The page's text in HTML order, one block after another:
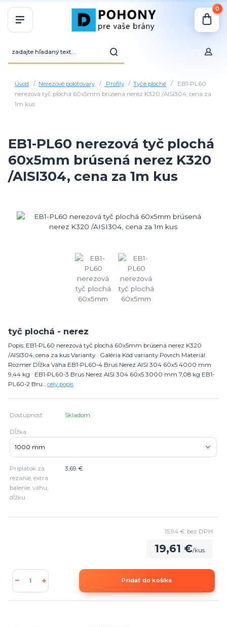
0
Úvod Nerezové polotovary Profily Tyče ploché
EB1-PL60
nerezová tyč plochá 60x5mm brúsená nerez K320 /AISI304, cena za
1m kus
EB1-PL60 nerezová tyč plochá
60x5mm brúsená nerez K320
/AISI304, cena za 1m kus
tyč plochá - nerez
Popis: EB1-PL60 nerezová tyč plochá 60x5mm brúsená nerez K320
/AISI304, cena za kus Varianty Galéria Kód varianty Povrch Materiál
Rozmer Dĺžka Váha EB1-PL60-4 Brus Nerez AISI 304 60x5 4000 mm
9,44 kg EB1-PL60-3 Brus Nerez AISI 304 60x5 3000 mm 7,08 kg EB1-
PL60-2 Bru... celý popis
Dostupnosť Skladom
Dĺžka
Príplatok za
rezanie, extra
balenie, váhu,
dĺžku.
3,69 €
19,61 €/kus
15,94 € bez DPH
Pridať do košíka